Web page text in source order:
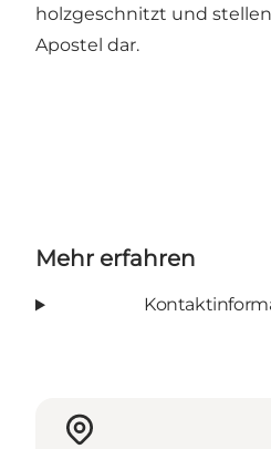
holzgeschnitzt und
Apostel dar.
Mehr erfahren